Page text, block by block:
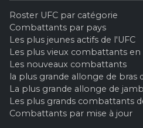
Roster UFC par catégorie
Combattants par pays
Les plus jeunes actifs de l'UFC
Les plus vieux combattants en
Les nouveaux combattants
la plus grande allonge de bras
La plus grande allonge de
Les plus grands combattants
Combattants par mise à jour